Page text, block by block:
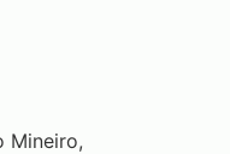
Mineiro,